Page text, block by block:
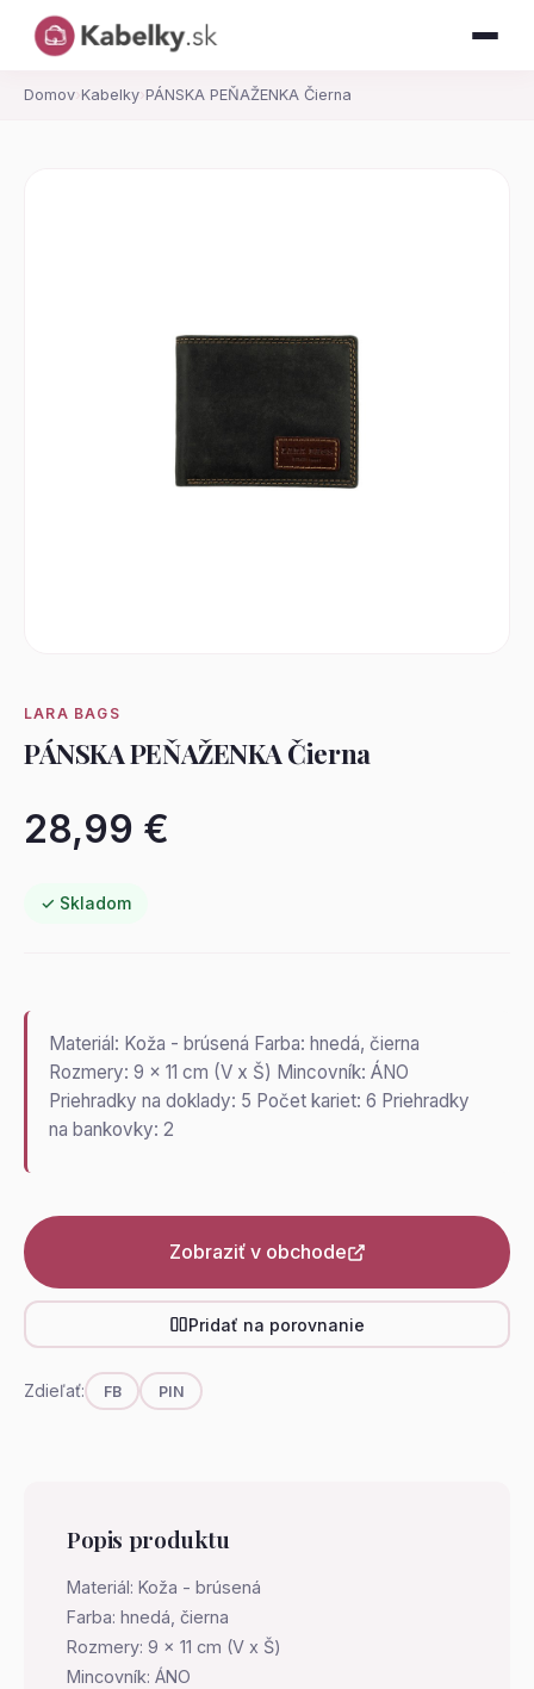
Domov› Kabelky› PÁNSKA PEŇAŽENKA Čierna
LARA BAGS
PÁNSKA PEŇAŽENKA Čierna
28,99 €
✓ Skladom
Materiál: Koža - brúsená Farba: hnedá, čierna
Rozmery: 9 x 11 cm (V x Š) Mincovník: ÁNO
Priehradky na doklady: 5 Počet kariet: 6 Priehradky
na bankovky: 2
Zobraziť v obchode
Pridať na porovnanie
Zdieľať: FB PIN
Popis produktu
Materiál: Koža - brúsená
Farba: hnedá, čierna
Rozmery: 9 x 11 cm (V x Š)
Mincovník: ÁNO